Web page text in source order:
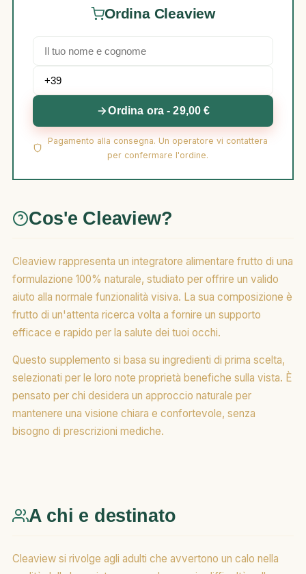
Ordina Cleaview
Ordina ora - 29,00 €
Pagamento alla consegna. Un operatore vi contattera
per confermare l'ordine.
Cos'e Cleaview?
Cleaview rappresenta un integratore alimentare frutto di una
formulazione 100% naturale, studiato per offrire un valido
aiuto alla normale funzionalità visiva. La sua composizione è
frutto di un'attenta ricerca volta a fornire un supporto
efficace e rapido per la salute dei tuoi occhi.
Questo supplemento si basa su ingredienti di prima scelta,
selezionati per le loro note proprietà benefiche sulla vista. È
pensato per chi desidera un approccio naturale per
mantenere una visione chiara e confortevole, senza
bisogno di prescrizioni mediche.
A chi e destinato
Cleaview si rivolge agli adulti che avvertono un calo nella